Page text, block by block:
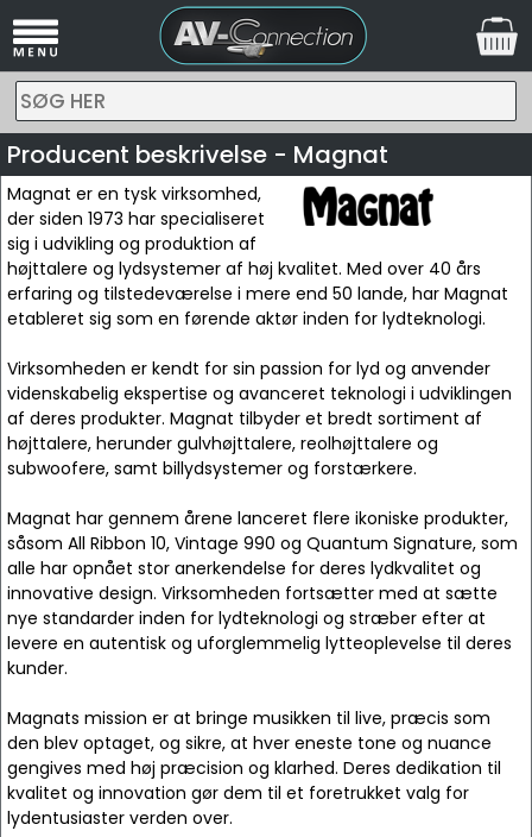
SØG HER
Producent beskrivelse - Magnat
Magnat er en tysk virksomhed,
der siden 1973 har specialiseret
sig i udvikling og produktion af
højttalere og lydsystemer af høj kvalitet. Med over 40 års
erfaring og tilstedeværelse i mere end 50 lande, har Magnat
etableret sig som en førende aktør inden for lydteknologi.
Virksomheden er kendt for sin passion for lyd og anvender
videnskabelig ekspertise og avanceret teknologi i udviklingen
af deres produkter. Magnat tilbyder et bredt sortiment af
højttalere, herunder gulvhøjttalere, reolhøjttalere og
subwoofere, samt billydsystemer og forstærkere.
Magnat har gennem årene lanceret flere ikoniske produkter,
såsom All Ribbon 10, Vintage 990 og Quantum Signature, som
alle har opnået stor anerkendelse for deres lydkvalitet og
innovative design. Virksomheden fortsætter med at sætte
nye standarder inden for lydteknologi og stræber efter at
levere en autentisk og uforglemmelig lytteoplevelse til deres
kunder.
Magnats mission er at bringe musikken til live, præcis som
den blev optaget, og sikre, at hver eneste tone og nuance
gengives med høj præcision og klarhed. Deres dedikation til
kvalitet og innovation gør dem til et foretrukket valg for
lydentusiaster verden over.